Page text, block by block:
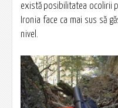
există posibilitatea ocolirii
Ironia face ca mai sus să
nivel.